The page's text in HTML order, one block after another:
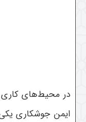
در محیط‌های کاری
ایمن جوشکاری